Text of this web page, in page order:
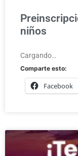
niños
Cargando…
Comparte esto:
Facebook